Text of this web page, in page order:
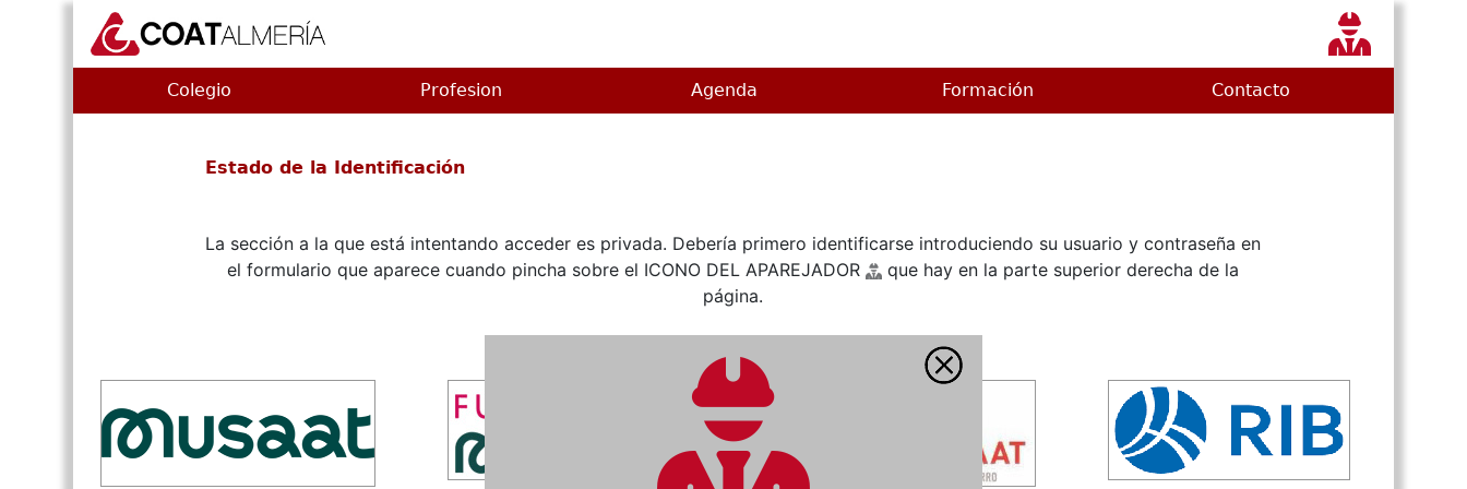
Colegio Profesion Agenda Formación Contacto
Estado de la Identificación
La sección a la que está intentando acceder es privada. Debería primero identificarse introduciendo su usuario y contraseña en
el formulario que aparece cuando pincha sobre el ICONO DEL APAREJADOR
que hay en la parte superior derecha de la
página.